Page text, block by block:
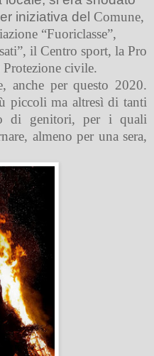
iniziativa del Comune,
“Fuoriclasse”,
il Centro sport, la Pro
civile.
anche per questo 2020.
piccoli ma altresì di tanti
di genitori, per i quali
almeno per una sera,